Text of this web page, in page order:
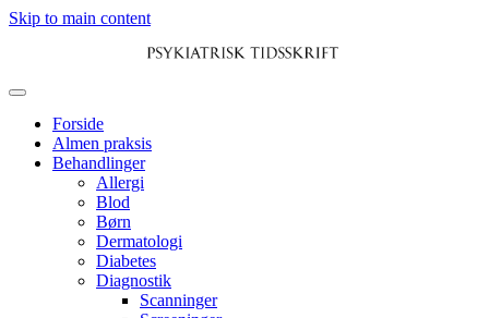
Skip to main content
Forside
Almen praksis
Behandlinger
Allergi
Blod
Børn
Dermatologi
Diabetes
Diagnostik
Scanninger